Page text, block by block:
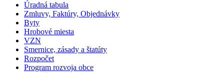
Úradná tabula
Zmluvy, Faktúry, Objednávky
Byty
Hrobové miesta
VZN
Smernice, zásady a štatúty
Rozpočet
Program rozvoja obce